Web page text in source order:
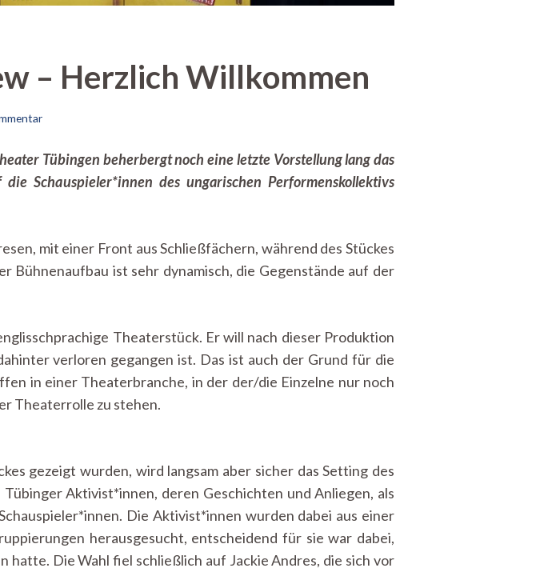
– Herzlich Willkommen
zu
for
something
Willkommen
“Hotel
Tübingen beherbergt noch eine letzte Vorstellung lang das
Schauspieler*innen des ungarischen Performenskollektivs
mit einer Front aus Schließfächern, während des Stückes
Bühnenaufbau ist sehr dynamisch, die Gegenstände auf der
Theaterstück. Er will nach dieser Produktion
verloren gegangen ist. Das ist auch der Grund für die
in einer Theaterbranche, in der der/die Einzelne nur noch
Theaterrolle zu stehen.
gezeigt wurden, wird langsam aber sicher das Setting des
Aktivist*innen, deren Geschichten und Anliegen, als
Die Aktivist*innen wurden dabei aus einer
herausgesucht, entscheidend für sie war dabei,
hatte. Die Wahl fiel schließlich auf Jackie Andres, die sich vor